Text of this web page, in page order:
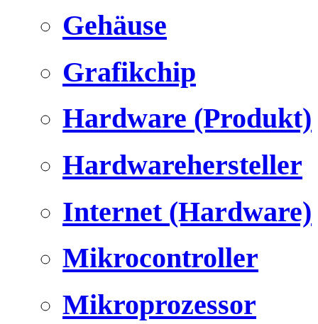
Gehäuse
Grafikchip
Hardware (Produkt)
Hardwarehersteller
Internet (Hardware)
Mikrocontroller
Mikroprozessor